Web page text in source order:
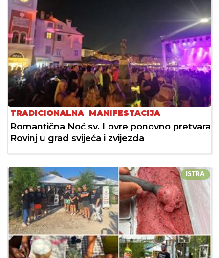
TRADICIONALNA MANIFESTACIJA
Romantična Noć sv. Lovre ponovno pretvara
Rovinj u grad svijeća i zvijezda
ISTRA